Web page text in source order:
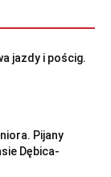
jazdy i pościg.
Pijany
Dębica-